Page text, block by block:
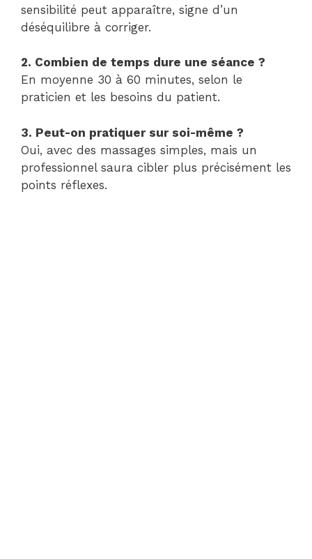
sensibilité peut apparaître, signe d’un
déséquilibre à corriger.
2. Combien de temps dure une séance ?
En moyenne 30 à 60 minutes, selon le
praticien et les besoins du patient.
3. Peut-on pratiquer sur soi-même ?
Oui, avec des massages simples, mais un
professionnel saura cibler plus précisément les
points réflexes.